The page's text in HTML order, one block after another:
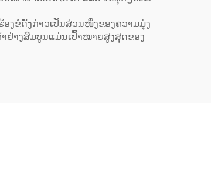
ງຂໍດັ່ງກ່າວເປັນສ່ວນໜຶ່ງຂອງຄວາມມຸ່ງ
ຢ່າງສົມບູນແມ່ນເປົ້າໝາຍສູງສຸດຂອງ